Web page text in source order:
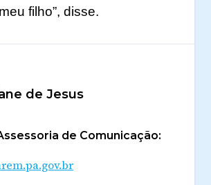
filho”, disse.
de Jesus
de Comunicação: